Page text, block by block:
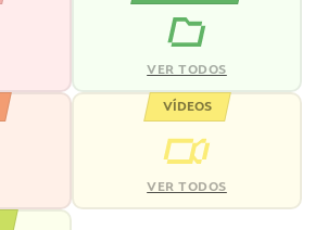
VER TODOS
VÍDEOS
VER TODOS